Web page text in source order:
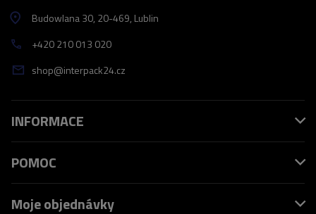
Budowlana 30, 20-469, Lublin
+420 210 013 020
shop@interpack24.cz
INFORMACE
POMOC
Moje objednávky